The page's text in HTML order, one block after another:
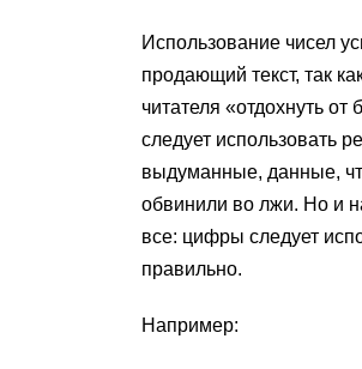
Использование чисел
продающий текст, так
читателя «отдохнуть от
следует использовать
выдуманные, данные,
обвинили во лжи. Но и
все: цифры следует
правильно.
Например: